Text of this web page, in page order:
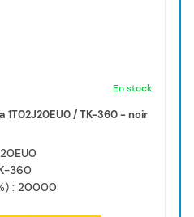
En stock
1T02J20EU0 / TK-360 - noir
360
: 20000